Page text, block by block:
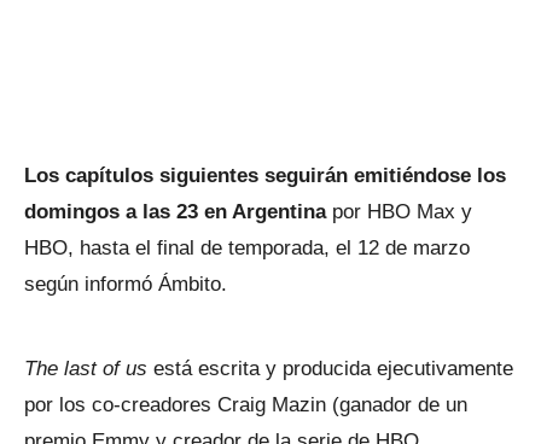
Los capítulos siguientes seguirán emitiéndose los
domingos a las 23 en Argentinapor HBO Max y
HBO, hasta el final de temporada, el 12 de marzo
según informó Ámbito.
The last of us está escrita y producida ejecutivamente
por los co-creadores Craig Mazin (ganador de un